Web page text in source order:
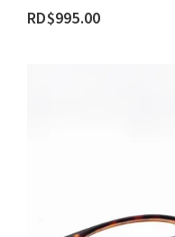
RD$995.00